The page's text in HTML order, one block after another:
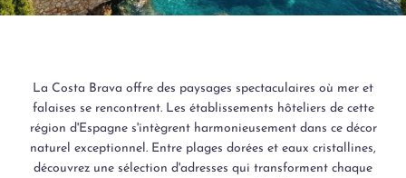
La Costa Brava offre des paysages spectaculaires où mer et
falaises se rencontrent. Les établissements hôteliers de cette
région d'Espagne s'intègrent harmonieusement dans ce décor
naturel exceptionnel. Entre plages dorées et eaux cristallines,
découvrez une sélection d'adresses qui transforment chaque